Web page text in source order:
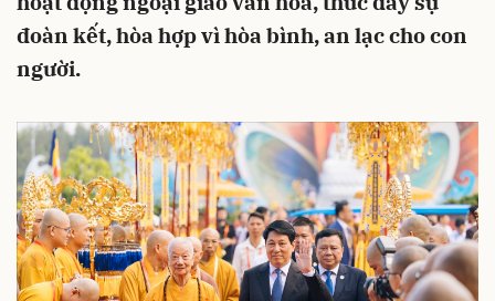
đoàn kết, hòa hợp vì hòa bình, an lạc cho con
người.